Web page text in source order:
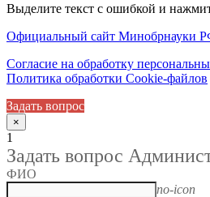
Выделите текст с ошибкой и
Официальный сайт Минобрнауки
Согласие на обработку
Политика обработки Cookie-файлов
Задать вопрос
×
1
Задать вопрос
ФИО
no-icon